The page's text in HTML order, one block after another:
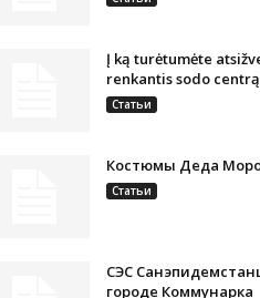
Į ką turėtumėte
renkantis sodo centrą
Статьи
Костюмы Деда
Статьи
СЭС
городе Коммунарка